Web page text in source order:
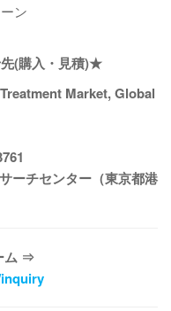
ン
(購入・見積)★
Market, Global
ーチセンター（東京都港
ム ⇒